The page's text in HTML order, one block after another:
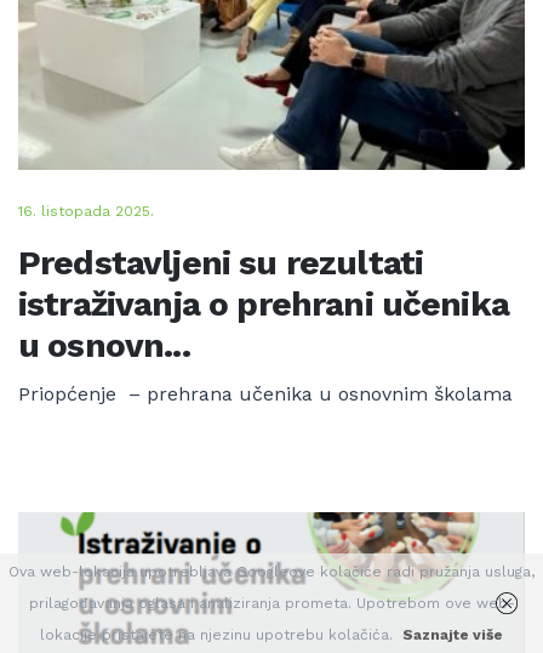
16. listopada 2025.
Predstavljeni su rezultati
istraživanja o prehrani učenika
u osnovn...
Priopćenje – prehrana učenika u osnovnim školama
Ova web-lokacija upotrebljava Googleove kolačiće radi pružanja usluga,
prilagođavanja oglasa i analiziranja prometa. Upotrebom ove web-
lokacije pristajete na njezinu upotrebu kolačića.
Saznajte više